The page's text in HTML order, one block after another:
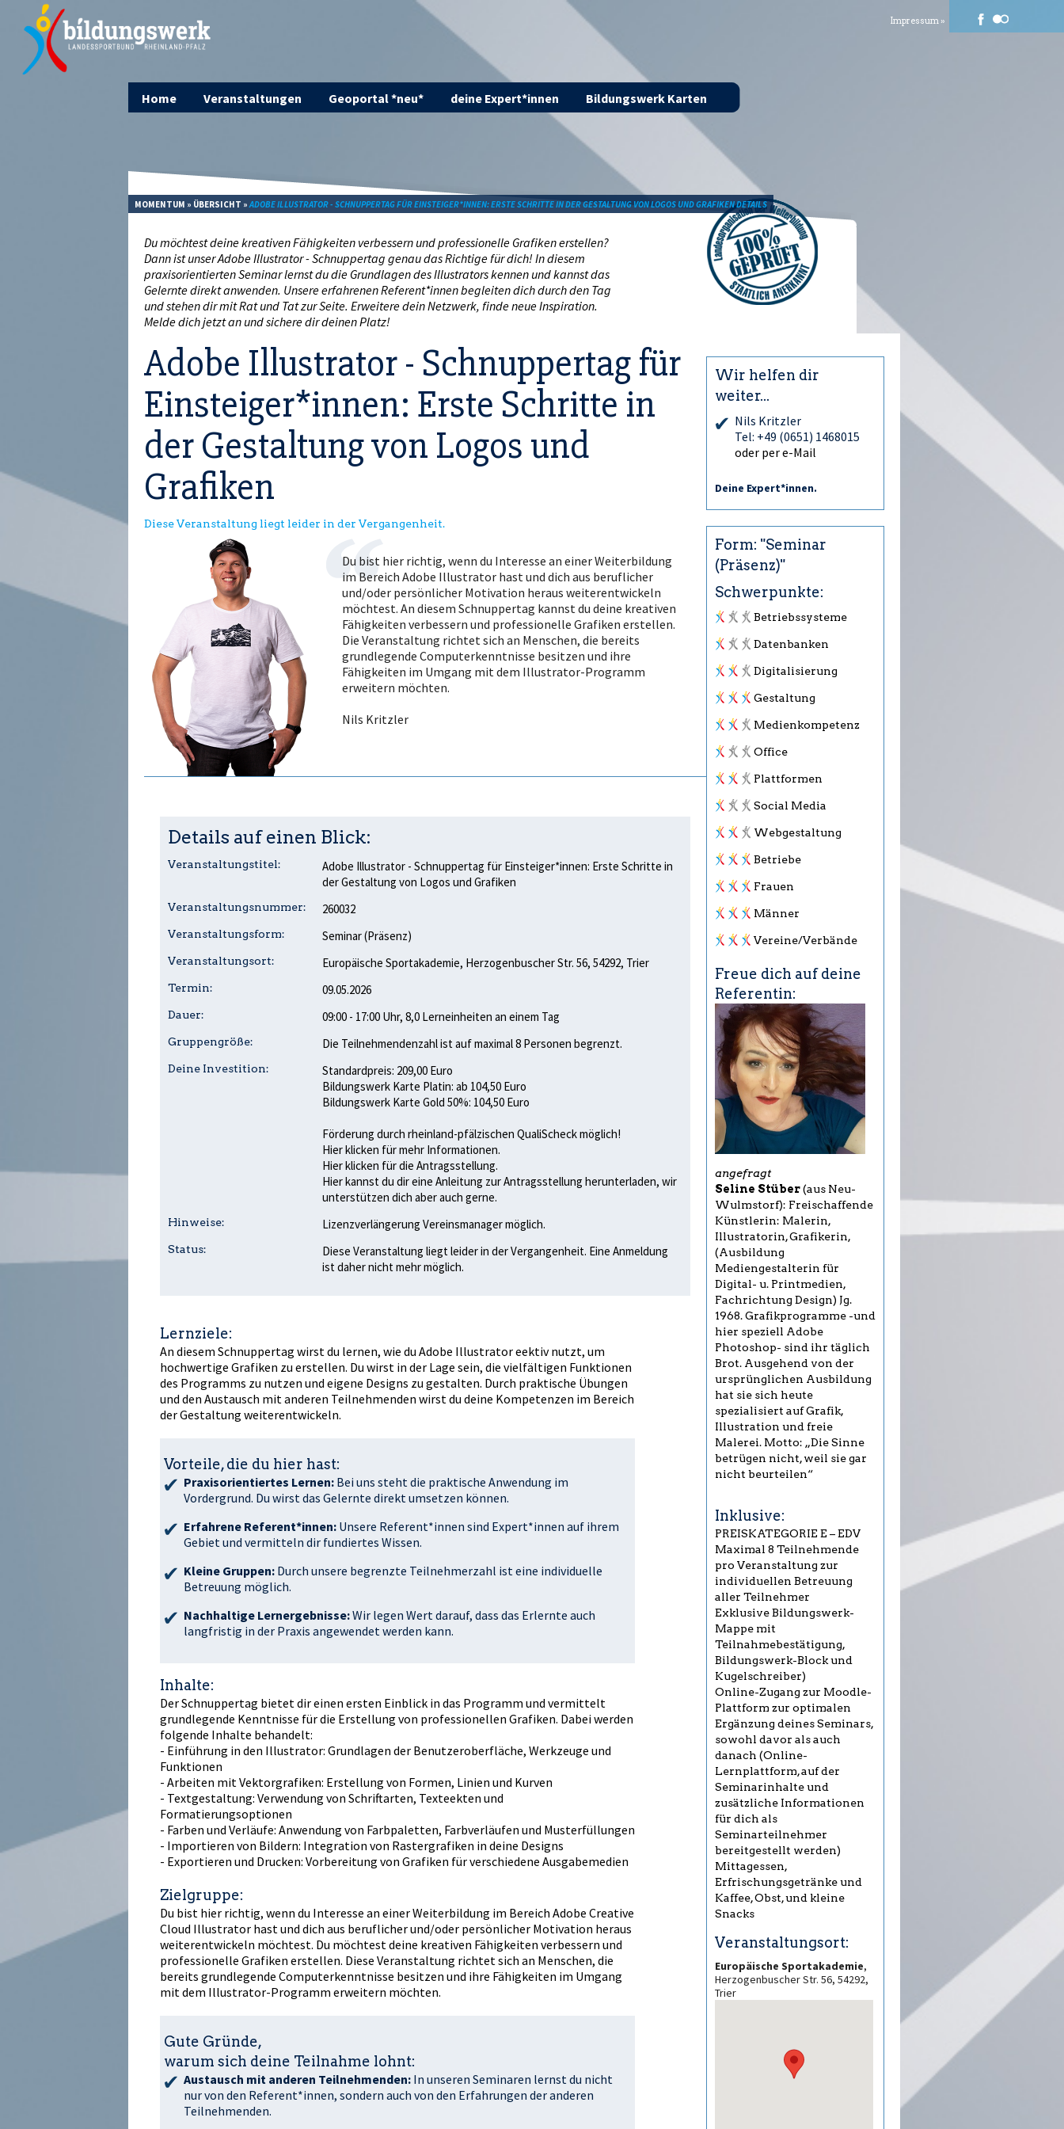
Home Veranstaltungen Geoportal *neu* deine Expert*innen Bildungswerk Karten
Impressum »
MOMENTUM » ÜBERSICHT »ADOBE ILLUSTRATOR - SCHNUPPERTAG FÜR EINSTEIGER*INNEN: ERSTE SCHRITTE IN DER GESTALTUNG VON LOGOS UND GRAFIKEN DETAILS
Du möchtest deine kreativen Fähigkeiten verbessern und professionelle Grafiken erstellen?
Dann ist unser Adobe Illustrator - Schnuppertag genau das Richtige für dich! In diesem
praxisorientierten Seminar lernst du die Grundlagen des Illustrators kennen und kannst das
Gelernte direkt anwenden. Unsere erfahrenen Referent*innen begleiten dich durch den Tag
und stehen dir mit Rat und Tat zur Seite. Erweitere dein Netzwerk, finde neue Inspiration.
Melde dich jetzt an und sichere dir deinen Platz!
Adobe Illustrator - Schnuppertag für
Einsteiger*innen: Erste Schritte in
der Gestaltung von Logos und
Grafiken
Diese Veranstaltung liegt leider in der Vergangenheit.
Du bist hier richtig, wenn du Interesse an einer Weiterbildung
im Bereich Adobe Illustrator hast und dich aus beruflicher
und/oder persönlicher Motivation heraus weiterentwickeln
möchtest. An diesem Schnuppertag kannst du deine kreativen
Fähigkeiten verbessern und professionelle Grafiken erstellen.
Die Veranstaltung richtet sich an Menschen, die bereits
grundlegende Computerkenntnisse besitzen und ihre
Fähigkeiten im Umgang mit dem Illustrator-Programm
erweitern möchten.
Nils Kritzler
Details auf einen Blick:
Veranstaltungstitel:
Adobe Illustrator - Schnuppertag für Einsteiger*innen: Erste Schritte in
der Gestaltung von Logos und Grafiken
Veranstaltungsnummer: 260032
Veranstaltungsform: Seminar (Präsenz)
Veranstaltungsort: Europäische Sportakademie, Herzogenbuscher Str. 56, 54292, Trier
Termin: 09.05.2026
Dauer: 09:00 - 17:00 Uhr, 8,0 Lerneinheiten an einem Tag
Gruppengröße: Die Teilnehmendenzahl ist auf maximal 8 Personen begrenzt.
Deine Investition:
Standardpreis: 209,00 Euro
Bildungswerk Karte Platin: ab 104,50 Euro
Bildungswerk Karte Gold 50%: 104,50 Euro
Förderung durch rheinland-pfälzischen QualiScheck möglich!
Hier klicken für mehr Informationen.
Hier klicken für die Antragsstellung.
Hier kannst du dir eine Anleitung zur Antragsstellung herunterladen, wir
unterstützen dich aber auch gerne.
Hinweise: Lizenzverlängerung Vereinsmanager möglich.
Status:
Diese Veranstaltung liegt leider in der Vergangenheit. Eine Anmeldung
ist daher nicht mehr möglich.
Lernziele:
An diesem Schnuppertag wirst du lernen, wie du Adobe Illustrator effektiv nutzt, um
hochwertige Grafiken zu erstellen. Du wirst in der Lage sein, die vielfältigen Funktionen
des Programms zu nutzen und eigene Designs zu gestalten. Durch praktische Übungen
und den Austausch mit anderen Teilnehmenden wirst du deine Kompetenzen im Bereich
der Gestaltung weiterentwickeln.
Vorteile, die du hier hast:
Praxisorientiertes Lernen: Bei uns steht die praktische Anwendung im
Vordergrund. Du wirst das Gelernte direkt umsetzen können.
Erfahrene Referent*innen: Unsere Referent*innen sind Expert*innen auf ihrem
Gebiet und vermitteln dir fundiertes Wissen.
Kleine Gruppen: Durch unsere begrenzte Teilnehmerzahl ist eine individuelle
Betreuung möglich.
Nachhaltige Lernergebnisse:Wir legen Wert darauf, dass das Erlernte auch
langfristig in der Praxis angewendet werden kann.
Inhalte:
Der Schnuppertag bietet dir einen ersten Einblick in das Programm und vermittelt
grundlegende Kenntnisse für die Erstellung von professionellen Grafiken. Dabei werden
folgende Inhalte behandelt:
- Einführung in den Illustrator: Grundlagen der Benutzeroberfläche, Werkzeuge und
Funktionen
- Arbeiten mit Vektorgrafiken: Erstellung von Formen, Linien und Kurven
- Textgestaltung: Verwendung von Schriftarten, Texteffekten und
Formatierungsoptionen
- Farben und Verläufe: Anwendung von Farbpaletten, Farbverläufen und Musterfüllungen
- Importieren von Bildern: Integration von Rastergrafiken in deine Designs
- Exportieren und Drucken: Vorbereitung von Grafiken für verschiedene Ausgabemedien
Zielgruppe:
Du bist hier richtig, wenn du Interesse an einer Weiterbildung im Bereich Adobe Creative
Cloud Illustrator hast und dich aus beruflicher und/oder persönlicher Motivation heraus
weiterentwickeln möchtest. Du möchtest deine kreativen Fähigkeiten verbessern und
professionelle Grafiken erstellen. Diese Veranstaltung richtet sich an Menschen, die
bereits grundlegende Computerkenntnisse besitzen und ihre Fähigkeiten im Umgang
mit dem Illustrator-Programm erweitern möchten.
Gute Gründe,
warum sich deine Teilnahme lohnt:
Austausch mit anderen Teilnehmenden: In unseren Seminaren lernst du nicht
nur von den Referent*innen, sondern auch von den Erfahrungen der anderen
Teilnehmenden.
Wir helfen dir
weiter...
Nils Kritzler
Tel: +49 (0651) 1468015
oder per e-Mail
Deine Expert*innen.
Form: "Seminar
(Präsenz)"
Schwerpunkte:
Betriebssysteme
Datenbanken
Digitalisierung
Gestaltung
Medienkompetenz
Office
Plattformen
Social Media
Webgestaltung
Betriebe
Frauen
Männer
Vereine/Verbände
Freue dich auf deine
Referentin:
angefragt
Seline Stüber(aus Neu-
Wulmstorf): Freischaffende
Künstlerin: Malerin,
Illustratorin, Grafikerin,
(Ausbildung
Mediengestalterin für
Digital- u. Printmedien,
Fachrichtung Design) Jg.
1968. Grafikprogramme -und
hier speziell Adobe
Photoshop- sind ihr täglich
Brot. Ausgehend von der
ursprünglichen Ausbildung
hat sie sich heute
spezialisiert auf Grafik,
Illustration und freie
Malerei. Motto: „Die Sinne
betrügen nicht, weil sie gar
nicht beurteilen“
Inklusive:
PREISKATEGORIE E – EDV
Maximal 8 Teilnehmende
pro Veranstaltung zur
individuellen Betreuung
aller Teilnehmer
Exklusive Bildungswerk-
Mappe mit
Teilnahmebestätigung,
Bildungswerk-Block und
Kugelschreiber)
Online-Zugang zur Moodle-
Plattform zur optimalen
Ergänzung deines Seminars,
sowohl davor als auch
danach (Online-
Lernplattform, auf der
Seminarinhalte und
zusätzliche Informationen
für dich als
Seminarteilnehmer
bereitgestellt werden)
Mittagessen,
Erfrischungsgetränke und
Kaffee, Obst, und kleine
Snacks
Veranstaltungsort:
Europäische Sportakademie,
Herzogenbuscher Str. 56, 54292,
Trier